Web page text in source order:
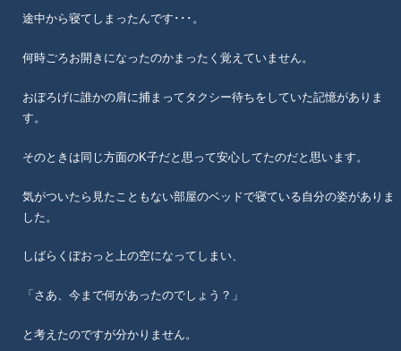
途中から寝てしまったんです･･･。
何時ごろお開きになったのかまったく覚えていません。
おぼろげに誰かの肩に捕まってタクシー待ちをしていた記憶がありま
す。
そのときは同じ方面のK子だと思って安心してたのだと思います。
気がついたら見たこともない部屋のベッドで寝ている自分の姿がありま
した。
しばらくぼおっと上の空になってしまい、
「さあ、今まで何があったのでしょう？」
と考えたのですが分かりません。